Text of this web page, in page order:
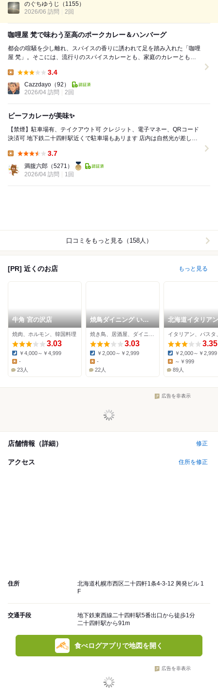
のぐちゆうじ
（1155）
2026/06 訪問
2回
咖哩屋 梵で味わう至高のポークカレー＆ハンバーグ
都会の喧騒を少し離れ、スパイスの香りに誘われて足を踏み入れた「咖哩
屋 梵」。そこには、流行りのスパイスカレーとも、家庭のカレーとも一
3.4
Cazzdayo （92）
2026/04 訪問
2回
ビーフカレーが美味✨️
【禁煙】駐車場有、テイクアウト可 クレジット、電子マネー、QRコード
決済可 地下鉄二十四軒駅近くで駐車場もあリます 店内は自然光が差し込
3.7
満腹六郎 （5271）
2026/04 訪問
1回
口コミをもっと見る（158人）
[PR] 近くのお店 もっと見る
牛角 宮の沢店
焼肉、ホルモン、韓国料理
3.03
Dinner:
￥4,000～￥4,999
Lunch:
-
23人
焼鳥ダイニング いた
だきコッコちゃん JR
琴似駅前店
3.03
Dinner:
￥2,000～￥2,999
Lunch:
-
22人
北海道イタリア
アボッカ JR琴似
店
イタリアン、パスタ
3.35
Dinner:
￥2,000～￥2,999
Lunch:
～￥999
89人
広告を非表示
店舗情報（詳細） 修正
アクセス 住所を修正
住所
北海道札幌市西区二十四軒1条4-3-12 興発ビル 1
F
交通手段
地下鉄東西線二十四軒駅5番出口から徒歩1分
二十四軒駅から91m
食べログアプリで地図を開く
広告を非表示